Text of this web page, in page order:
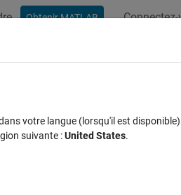
Obtenir MATLAB
votre langue (lorsqu'il est
suivante :United States.